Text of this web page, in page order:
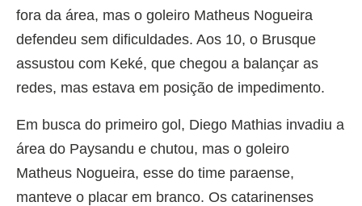
fora da área, mas o goleiro Matheus Nogueira
defendeu sem dificuldades. Aos 10, o Brusque
assustou com Keké, que chegou a balançar as
redes, mas estava em posição de impedimento.
Em busca do primeiro gol, Diego Mathias invadiu a
área do Paysandu e chutou, mas o goleiro
Matheus Nogueira, esse do time paraense,
manteve o placar em branco. Os catarinenses